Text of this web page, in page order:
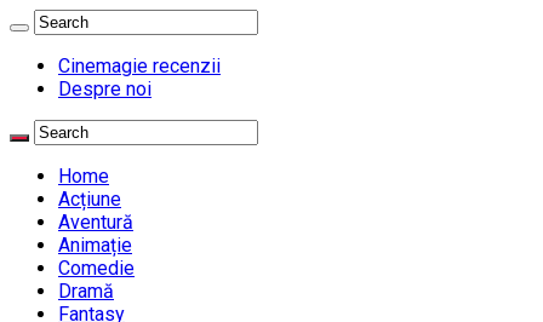
Cinemagie recenzii
Despre noi
Home
Acțiune
Aventură
Animație
Comedie
Dramă
Fantasy